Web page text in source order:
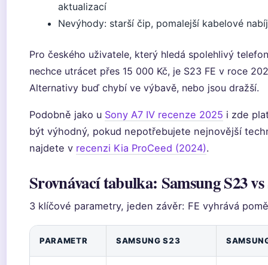
aktualizací
Nevýhody: starší čip, pomalejší kabelové
Pro českého uživatele, který hledá spolehlivý
nechce utrácet přes 15 000 Kč, je S23 FE v roce
Alternativy buď chybí ve výbavě, nebo jsou dražší.
Podobně jako u Sony A7 IV recenze 2025 i zde
být výhodný, pokud nepotřebujete nejnovější
najdete v recenzi Kia ProCeed (2024).
Srovnávací tabulka: Samsung S23
3 klíčové parametry, jeden závěr: FE vyhrává
PARAMETR SAMSUNG S23